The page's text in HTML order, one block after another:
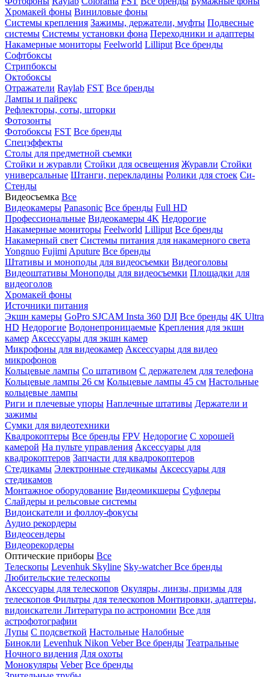
Хромакей фоны Виниловые фоны
Системы крепления Зажимы, держатели, муфты Подвесные
системы Системы установки фона Переходники и адаптеры
Накамерные мониторы Feelworld Lilliput Все бренды
Софтбоксы
Стрипбоксы
Октобоксы
Отражатели Raylab FST Все бренды
Лампы и пайрекс
Рефлекторы, соты, шторки
Фотозонты
Фотобоксы FST Все бренды
Спецэффекты
Столы для предметной съемки
Стойки и журавли Стойки для освещения Журавли Стойки
универсальные Штанги, перекладины Ролики для стоек Си-
Стенды
Видеосъемка Все
Видеокамеры Panasonic Все бренды Full HD
Профессиональные Видеокамеры 4K Недорогие
Накамерные мониторы Feelworld Lilliput Все бренды
Накамерный свет Системы питания для накамерного света
Yongnuo Fujimi Aputure Все бренды
Штативы и моноподы для видеосъемки Видеоголовы
Видеоштативы Моноподы для видеосъемки Площадки для
видеоголов
Хромакей фоны
Источники питания
Экшн камеры GoPro SJCAM Insta 360 DJI Все бренды 4K Ultra
HD Недорогие Водонепроницаемые Крепления для экшн
камер Аксессуары для экшн камер
Микрофоны для видеокамер Аксессуары для видео
микрофонов
Кольцевые лампы Со штативом C держателем для телефона
Кольцевые лампы 26 см Кольцевые лампы 45 см Настольные
кольцевые лампы
Риги и плечевые упоры Наплечные штативы Держатели и
зажимы
Сумки для видеотехники
Квадрокоптеры Все бренды FPV Недорогие С хорошей
камерой На пульте управления Аксессуары для
квадрокоптеров Запчасти для квадрокоптеров
Стедикамы Электронные стедикамы Аксессуары для
стедикамов
Монтажное оборудование Видеомикшеры Суфлеры
Слайдеры и рельсовые системы
Видоискатели и фоллоу-фокусы
Аудио рекордеры
Видеосендеры
Видеорекордеры
Оптические приборы Все
Телескопы Levenhuk Skyline Sky-watcherВсе бренды
Любительские телескопы
Аксессуары для телескопов Окуляры, линзы, призмы для
телескопов Фильтры для телескопов Монтировки, адаптеры,
видоискатели Литература по астрономии Все для
астрофотографии
Лупы С подсветкой Настольные Налобные
Бинокли Levenhuk Nikon VeberВсе бренды Театральные
Ночного видения Для охоты
Монокуляры Veber Все бренды